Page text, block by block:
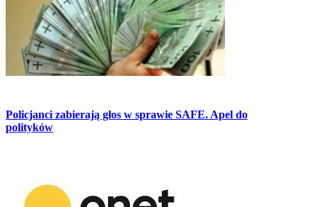
Policjanci zabierają głos w sprawie SAFE. Apel do
polityków